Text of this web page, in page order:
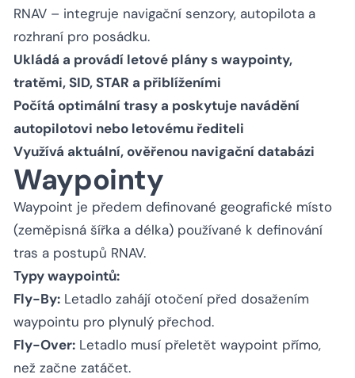
RNAV – integruje navigační senzory, autopilota a
rozhraní pro posádku.
Ukládá a provádí letové plány s waypointy,
tratěmi, SID, STAR a přiblíženími
Počítá optimální trasy a poskytuje navádění
autopilotovi nebo letovému řediteli
Využívá aktuální, ověřenou navigační databázi
Waypointy
Waypoint je předem definované geografické místo
(zeměpisná šířka a délka) používané k definování
tras a postupů RNAV.
Typy waypointů:
Fly-By: Letadlo zahájí otočení před dosažením
waypointu pro plynulý přechod.
Fly-Over: Letadlo musí přeletět waypoint přímo,
než začne zatáčet.